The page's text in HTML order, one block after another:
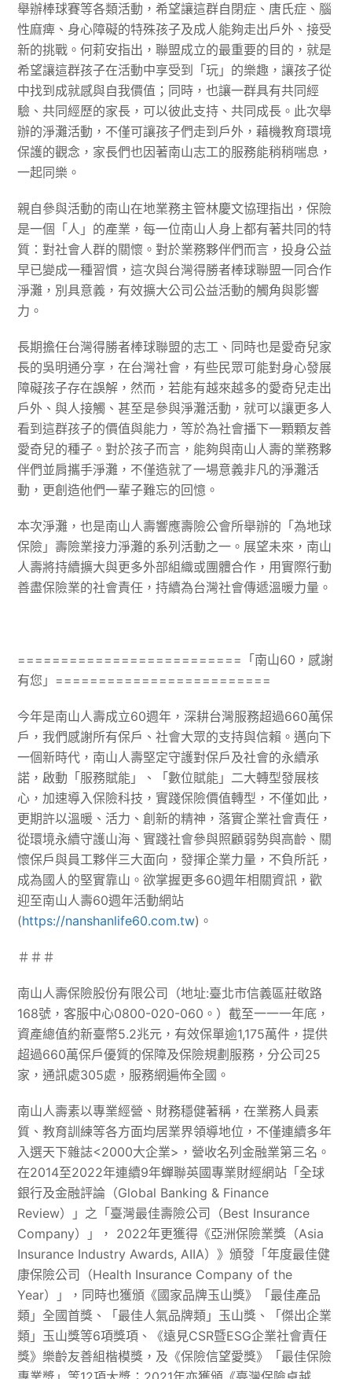
舉辦棒球賽等各類活動，希望讓這群自閉症、唐氏症、腦
性麻痺、身心障礙的特殊孩子及成人能夠走出戶外、接受
新的挑戰。何莉安指出，聯盟成立的最重要的目的，就是
希望讓這群孩子在活動中享受到「玩」的樂趣，讓孩子從
中找到成就感與自我價值；同時，也讓一群具有共同經
驗、共同經歷的家長，可以彼此支持、共同成長。此次舉
辦的淨灘活動，不僅可讓孩子們走到戶外，藉機教育環境
保護的觀念，家長們也因著南山志工的服務能稍稍喘息，
一起同樂。
親自參與活動的南山在地業務主管林慶文協理指出，保險
是一個「人」的產業，每一位南山人身上都有著共同的特
質：對社會人群的關懷。對於業務夥伴們而言，投身公益
早已變成一種習慣，這次與台灣得勝者棒球聯盟一同合作
淨灘，別具意義，有效擴大公司公益活動的觸角與影響
力。
長期擔任台灣得勝者棒球聯盟的志工、同時也是愛奇兒家
長的吳明通分享，在台灣社會，有些民眾可能對身心發展
障礙孩子存在誤解，然而，若能有越來越多的愛奇兒走出
戶外、與人接觸、甚至是參與淨灘活動，就可以讓更多人
看到這群孩子的價值與能力，等於為社會播下一顆顆友善
愛奇兒的種子。對於孩子而言，能夠與南山人壽的業務夥
伴們並肩攜手淨灘，不僅造就了一場意義非凡的淨灘活
動，更創造他們一輩子難忘的回憶。
本次淨灘，也是南山人壽響應壽險公會所舉辦的「為地球
保險」壽險業接力淨灘的系列活動之一。展望未來，南山
人壽將持續擴大與更多外部組織或團體合作，用實際行動
善盡保險業的社會責任，持續為台灣社會傳遞溫暖力量。
==========================「南山60，感謝
有您」=========================
今年是南山人壽成立60週年，深耕台灣服務超過660萬保
戶，我們感謝所有保戶、社會大眾的支持與信賴。邁向下
一個新時代，南山人壽堅定守護對保戶及社會的永續承
諾，啟動「服務賦能」、「數位賦能」二大轉型發展核
心，加速導入保險科技，實踐保險價值轉型，不僅如此，
更期許以溫暖、活力、創新的精神，落實企業社會責任，
從環境永續守護山海、實踐社會參與照顧弱勢與高齡、關
懷保戶與員工夥伴三大面向，發揮企業力量，不負所託，
成為國人的堅實靠山。欲掌握更多60週年相關資訊，歡
迎至南山人壽60週年活動網站
(https://nanshanlife60.com.tw)。
＃＃＃
南山人壽保險股份有限公司（地址:臺北市信義區莊敬路
168號，客服中心0800-020-060。）截至一一一年底，
資產總值約新臺幣5.2兆元，有效保單逾1,175萬件，提供
超過660萬保戶優質的保障及保險規劃服務，分公司25
家，通訊處305處，服務網遍佈全國。
南山人壽素以專業經營、財務穩健著稱，在業務人員素
質、教育訓練等各方面均居業界領導地位，不僅連續多年
入選天下雜誌<2000大企業>，營收名列金融業第三名。
在2014至2022年連續9年蟬聯英國專業財經網站「全球
銀行及金融評論（Global Banking & Finance
Review）」之「臺灣最佳壽險公司（Best Insurance
Company）」， 2022年更獲得《亞洲保險業獎（Asia
Insurance Industry Awards, AIIA）》頒發「年度最佳健
康保險公司（Health Insurance Company of the
Year）」，同時也獲頒《國家品牌玉山獎》「最佳產品
類」全國首獎、「最佳人氣品牌類」玉山獎、「傑出企業
類」玉山獎等6項獎項、《遠見CSR暨ESG企業社會責任
獎》樂齡友善組楷模獎，及《保險信望愛獎》「最佳保險